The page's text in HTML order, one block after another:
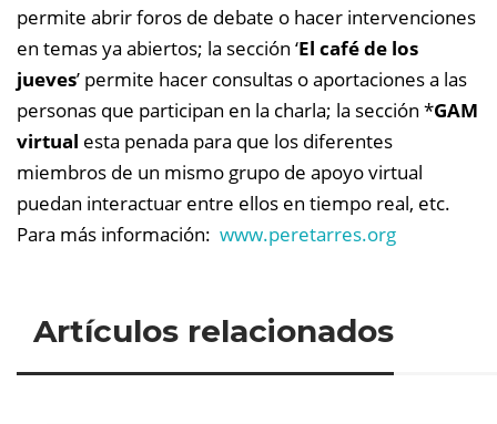
permite abrir foros de debate o hacer intervenciones
en temas ya abiertos; la sección ‘El café de los
jueves’ permite hacer consultas o aportaciones a las
personas que participan en la charla; la sección *GAM
virtual esta penada para que los diferentes
miembros de un mismo grupo de apoyo virtual
puedan interactuar entre ellos en tiempo real, etc.
Para más información: www.peretarres.org
Artículos relacionados